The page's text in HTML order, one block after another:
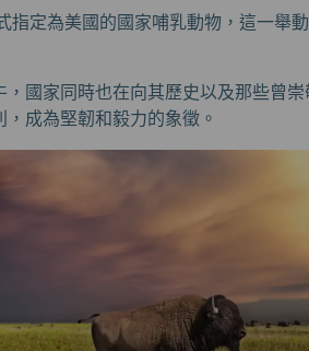
指定為美國的國家哺乳動物，這一舉
，國家同時也在向其歷史以及那些曾
成為堅韌和毅力的象徵。